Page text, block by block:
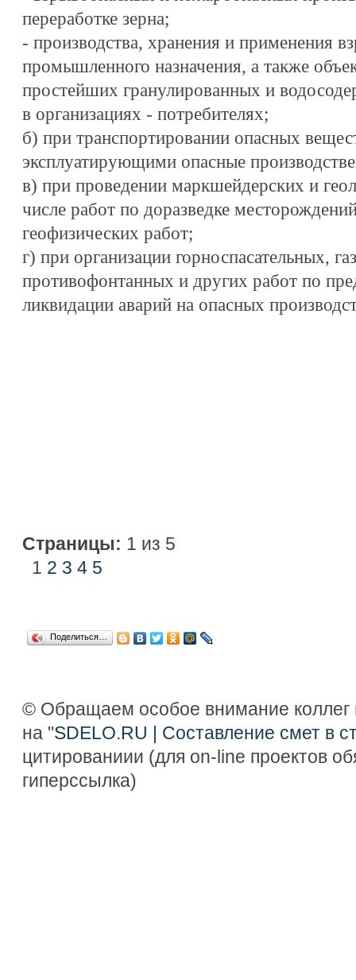
переработке зерна;
- производства, хранения и применения
промышленного назначения, а также
простейших гранулированных и
в организациях - потребителях;
б) при транспортировании опасных
эксплуатирующими опасные
в) при проведении маркшейдерских и
числе работ по доразведке
геофизических работ;
г) при организации горноспасательных,
противофонтанных и других работ по
ликвидации аварий на опасных
Страницы: 1 из 5
1 2 3 4 5
Поделиться…
© Обращаем особое внимание коллег
на "SDELO.RU | Составление смет в
цитированиии (для on-line проектов
гиперссылка)